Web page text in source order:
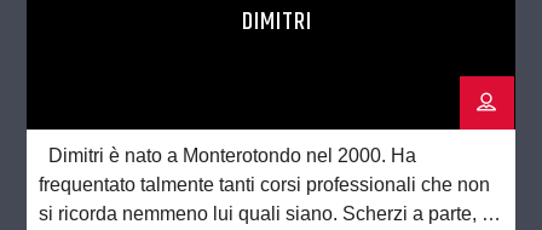
DIMITRI
Dimitri è nato a Monterotondo nel 2000. Ha
frequentato talmente tanti corsi professionali che non
si ricorda nemmeno lui quali siano. Scherzi a parte, è